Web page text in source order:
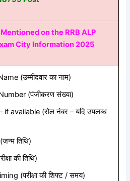
on the RRB ALP
City Information 2025
(उम्मीदवार का नाम)
(पंजीकरण संख्या)
if available (रोल नंबर–यदि उपलब्ध
जन्म तिथि)
की तिथि)
(परीक्षा की शिफ्ट/समय)